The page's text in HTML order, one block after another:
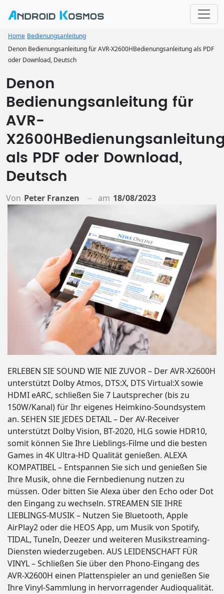
Home Bedienungsanleitung
Denon Bedienungsanleitung für AVR-X2600HBedienungsanleitung als PDF
oder Download, Deutsch
Denon
Bedienungsanleitung für
AVR-
als PDF oder Download,
Deutsch
Von Peter Franzen am 18/08/2023
ERLEBEN SIE SOUND WIE NIE ZUVOR – Der AVR-X2600H
unterstützt Dolby Atmos, DTS:X, DTS Virtual:X sowie
HDMI eARC, schließen Sie 7 Lautsprecher (bis zu
150W/Kanal) für Ihr eigenes Heimkino-Soundsystem
an. SEHEN SIE JEDES DETAIL – Der AV-Receiver
unterstützt Dolby Vision, BT-2020, HLG sowie HDR10,
somit können Sie Ihre Lieblings-Filme und die besten
Games in 4K Ultra-HD Qualität genießen. ALEXA
KOMPATIBEL – Entspannen Sie sich und genießen Sie
Ihre Musik, ohne die Fernbedienung nutzen zu
müssen. Oder bitten Sie Alexa über den Echo oder Dot
den Eingang zu wechseln. STREAMEN SIE IHRE
LIEBLINGS-MUSIK – Nutzen Sie Bluetooth, Apple
AirPlay2 oder die HEOS App, um Musik von Spotify,
TIDAL, TuneIn, Deezer und weiteren Musikstreaming-
Diensten wiederzugeben. AUS LEIDENSCHAFT FÜR
VINYL – Schließen Sie über den Phono-Eingang des
AVR-X2600H einen Plattenspieler an und genießen Sie
Ihre Vinyl-Sammlung in hervorragender Audioqualität.